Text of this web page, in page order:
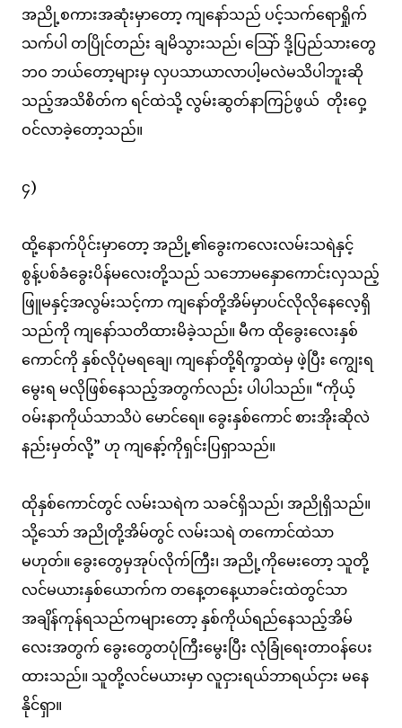
အညို့စကားအဆုံးမှာတော့ ကျနော်သည် ပင့်သက်ရောရှိုက်
သက်ပါ တပြိုင်တည်း ချမိသွားသည်၊ သြော် ဒို့ပြည်သားတွေ
ဘဝ ဘယ်တော့များမှ လှပသာယာလာပါ့မလဲမသိပါဘူးဆို
သည့်အသိစိတ်က ရင်ထဲသို့ လွမ်းဆွတ်နာကြဉ်ဖွယ် တိုးဝှေ့
ဝင်လာခဲ့တော့သည်။
၄)
ထို့နောက်ပိုင်းမှာတော့ အညို့၏ခွေးကလေးလမ်းသရဲနှင့်
စွန့်ပစ်ခံခွေးပိန်မလေးတို့သည် သဘောမနှောကောင်းလှသည့်
ဖြူမနှင့်အလွမ်းသင့်ကာ ကျနော်တို့အိမ်မှာပင်လိုလိုနေလေ့ရှိ
သည်ကို ကျနော်သတိထားမိခဲ့သည်။ မီက ထိုခွေးလေးနှစ်
ကောင်ကို နှစ်လိုပုံမရချေ၊ ကျနော်တို့ရိက္ခာထဲမှ ဖဲ့ပြီး ကျွေးရ
မွေးရ မလိုဖြစ်နေသည့်အတွက်လည်း ပါပါသည်။ “ကိုယ့်
ဝမ်းနာကိုယ်သာသိပဲ မောင်ရေ။ ခွေးနှစ်ကောင် စားအိုးဆိုလဲ
နည်းမှတ်လို့” ဟု ကျနော့်ကိုရှင်းပြရှာသည်။
ထိုနှစ်ကောင်တွင် လမ်းသရဲက သခင်ရှိသည်၊ အညိုရှိသည်။
သို့သော် အညိုတို့အိမ်တွင် လမ်းသရဲ တကောင်ထဲသာ
မဟုတ်။ ခွေးတွေမှအုပ်လိုက်ကြီး၊ အညို့ကိုမေးတော့ သူတို့
လင်မယားနှစ်ယောက်က တနေ့တနေ့ယာခင်းထဲတွင်သာ
အချိန်ကုန်ရသည်ကများတော့ နှစ်ကိုယ်ရည်နေသည့်အိမ်
လေးအတွက် ခွေးတွေတပုံကြီးမွေးပြီး လုံခြုံရေးတာဝန်ပေး
ထားသည်။ သူတို့လင်မယားမှာ လူငှားရယ်ဘာရယ်ငှား မနေ
နိုင်ရှာ။